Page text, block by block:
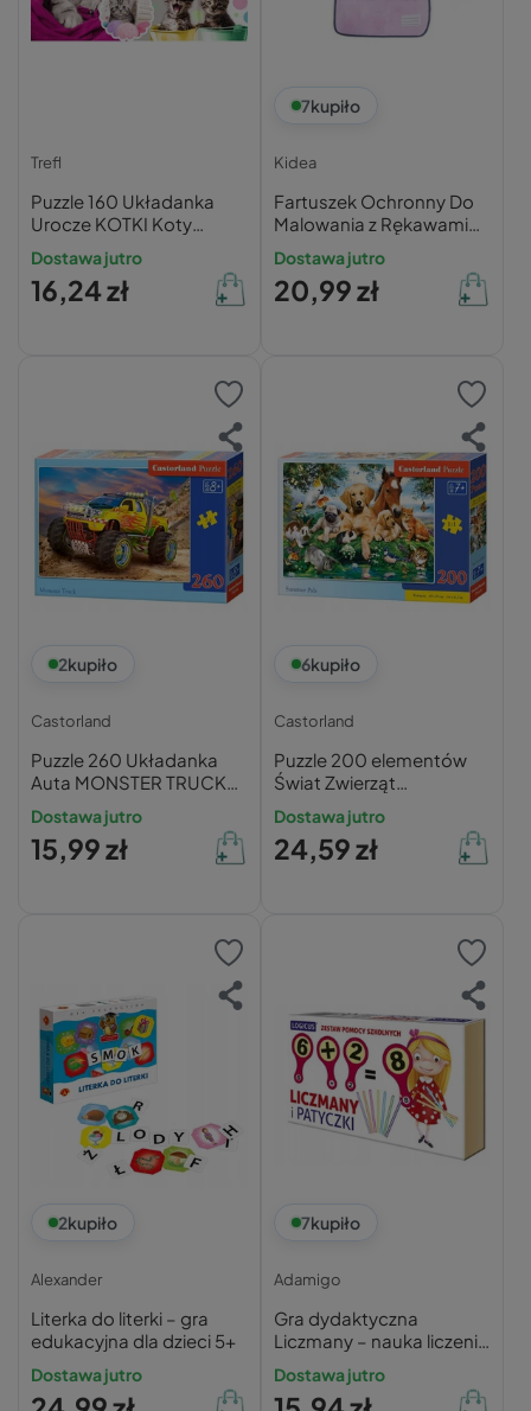
Trefl
Puzzle 160 Układanka
Urocze KOTKI Koty
Kociaki Zwierzaki 6+ Trefl
15371
Dostawa jutro
16,24 zł
7kupiło
Kidea
Fartuszek Ochronny Do
Malowania z Rękawami
Miś Kotek Królik Kidea
Dostawa jutro
20,99 zł
2kupiło
Castorland
Puzzle 260 Układanka
Auta MONSTER TRUCK
Auto Pojazdy Wyścig 8+
Castorland
Dostawa jutro
15,99 zł
6kupiło
Castorland
Puzzle 200 elementów
Świat Zwierząt
Castorland
Dostawa jutro
24,59 zł
2kupiło
Alexander
Literka do literki – gra
edukacyjna dla dzieci 5+
Dostawa jutro
7kupiło
Adamigo
Gra dydaktyczna
Liczmany – nauka liczenia
5+
Dostawa jutro